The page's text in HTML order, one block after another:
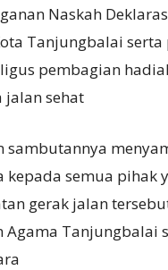
Naskah
Tanjungbalai
pembagian
jalan sehat
sambutannya
kepada semua pihak
gerak jalan
Agama Tanjungbalai